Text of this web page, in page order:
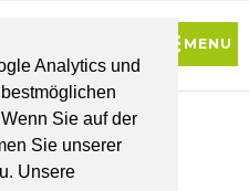
Analytics und
Sie auf der
Sie unserer
Unsere
WUNSCHLISTE